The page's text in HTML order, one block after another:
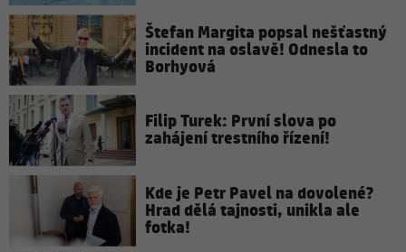
Štefan Margita popsal nešťastný
incident na oslavě! Odnesla to
Borhyová
Filip Turek: První slova po
zahájení trestního řízení!
Kde je Petr Pavel na dovolené?
Hrad dělá tajnosti, unikla ale
fotka!